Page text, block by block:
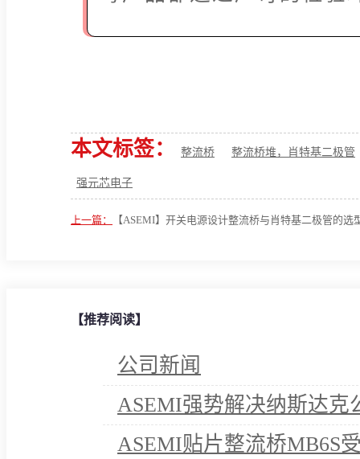
本文标签： 整流桥 整流桥堆，肖特基二极管
强元芯电子
上一篇： 【ASEMI】开关电源设计整流桥与肖特基二极管的选
【推荐阅读】
公司新闻
ASEMI强势解决纳斯达克
ASEMI贴片整流桥MB6S